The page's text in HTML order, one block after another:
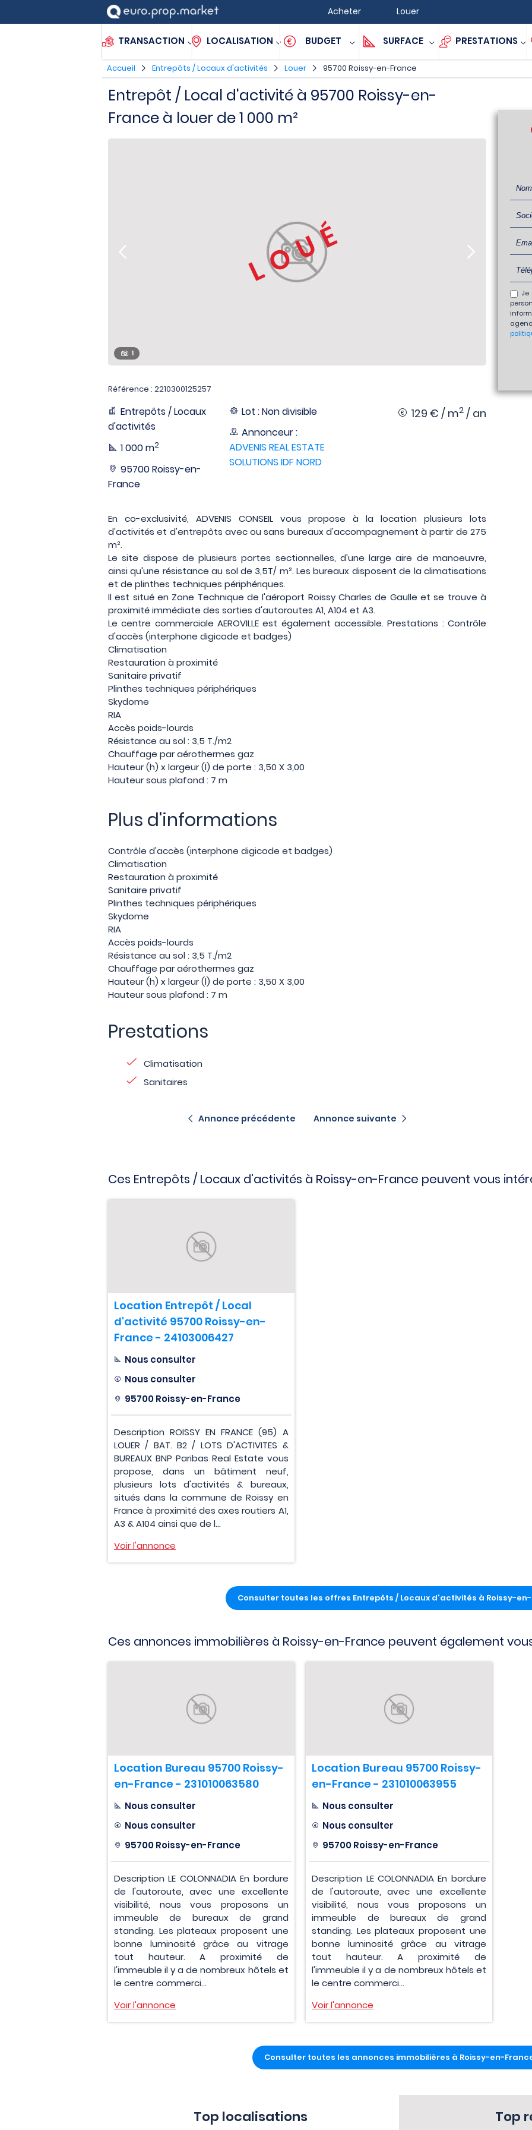
Acheter Louer
TRANSACTION LOCALISATION BUDGET SURFACE PRESTATIONS
Accueil Entrepôts / Locaux d'activités Louer 95700 Roissy-en-France
Entrepôt / Local d'activité à 95700 Roissy-en-
France à louer de 1 000 m²
LOUÉ
1
Référence : 2210300125257
Entrepôts / Locaux
d'activités
1 000 m2
95700 Roissy-en-
France
Lot : Non divisible
Annonceur :
ADVENIS REAL ESTATE
SOLUTIONS IDF NORD
129 € / m2/ an
En co-exclusivité, ADVENIS CONSEIL vous propose à la location plusieurs lots
d'activités et d'entrepôts avec ou sans bureaux d'accompagnement à partir de 275
m².
Le site dispose de plusieurs portes sectionnelles, d'une large aire de manoeuvre,
ainsi qu'une résistance au sol de 3,5T/ m². Les bureaux disposent de la climatisations
et de plinthes techniques périphériques.
Il est situé en Zone Technique de l'aéroport Roissy Charles de Gaulle et se trouve à
proximité immédiate des sorties d'autoroutes A1, A104 et A3.
Le centre commerciale AEROVILLE est également accessible. Prestations : Contrôle
d'accès (interphone digicode et badges)
Climatisation
Restauration à proximité
Sanitaire privatif
Plinthes techniques périphériques
Skydome
RIA
Accès poids-lourds
Résistance au sol : 3,5 T./m2
Chauffage par aérothermes gaz
Hauteur (h) x largeur (l) de porte : 3,50 X 3,00
Hauteur sous plafond : 7 m
Plus d'informations
Contrôle d'accès (interphone digicode et badges)
Climatisation
Restauration à proximité
Sanitaire privatif
Plinthes techniques périphériques
Skydome
RIA
Accès poids-lourds
Résistance au sol : 3,5 T./m2
Chauffage par aérothermes gaz
Hauteur (h) x largeur (l) de porte : 3,50 X 3,00
Hauteur sous plafond : 7 m
Prestations
Climatisation
Sanitaires
Annonce précédente Annonce suivante
Je
Ces Entrepôts / Locaux d'activités à Roissy-en-France peuvent vous
Location Entrepôt / Local
d'activité 95700 Roissy-en-
France - 24103006427
Nous consulter
Nous consulter
95700 Roissy-en-France
Description ROISSY EN FRANCE (95) A
LOUER / BAT. B2 / LOTS D'ACTIVITES &
BUREAUX BNP Paribas Real Estate vous
propose, dans un bâtiment neuf,
plusieurs lots d'activités & bureaux,
situés dans la commune de Roissy en
France à proximité des axes routiers A1,
A3 & A104 ainsi que de l...
Voir l'annonce
Consulter toutes les offres Entrepôts / Locaux d'activités à Roissy-
Ces annonces immobilières à Roissy-en-France peuvent également
Location Bureau 95700 Roissy-
en-France - 231010063580
Nous consulter
Nous consulter
95700 Roissy-en-France
Description LE COLONNADIA En bordure
de l'autoroute, avec une excellente
visibilité, nous vous proposons un
immeuble de bureaux de grand
standing. Les plateaux proposent une
bonne luminosité grâce au vitrage
tout hauteur. A proximité de
l'immeuble il y a de nombreux hôtels et
le centre commerci...
Voir l'annonce
Location Bureau 95700 Roissy-
en-France - 231010063955
Nous consulter
Nous consulter
95700 Roissy-en-France
Description LE COLONNADIA En bordure
de l'autoroute, avec une excellente
visibilité, nous vous proposons un
immeuble de bureaux de grand
standing. Les plateaux proposent une
bonne luminosité grâce au vitrage
tout hauteur. A proximité de
l'immeuble il y a de nombreux hôtels et
le centre commerci...
Voir l'annonce
Consulter toutes les annonces immobilières à Roissy-en-
Top localisations Top